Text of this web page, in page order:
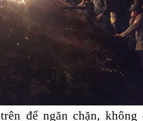
để ngăn chặn, không